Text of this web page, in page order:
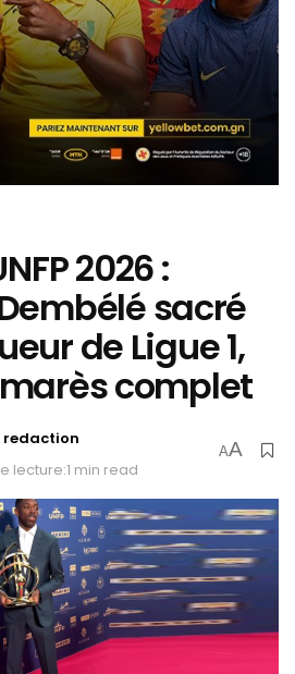
2026 :
sacré
de Ligue 1,
complet
redaction
lecture:1 min read
AA